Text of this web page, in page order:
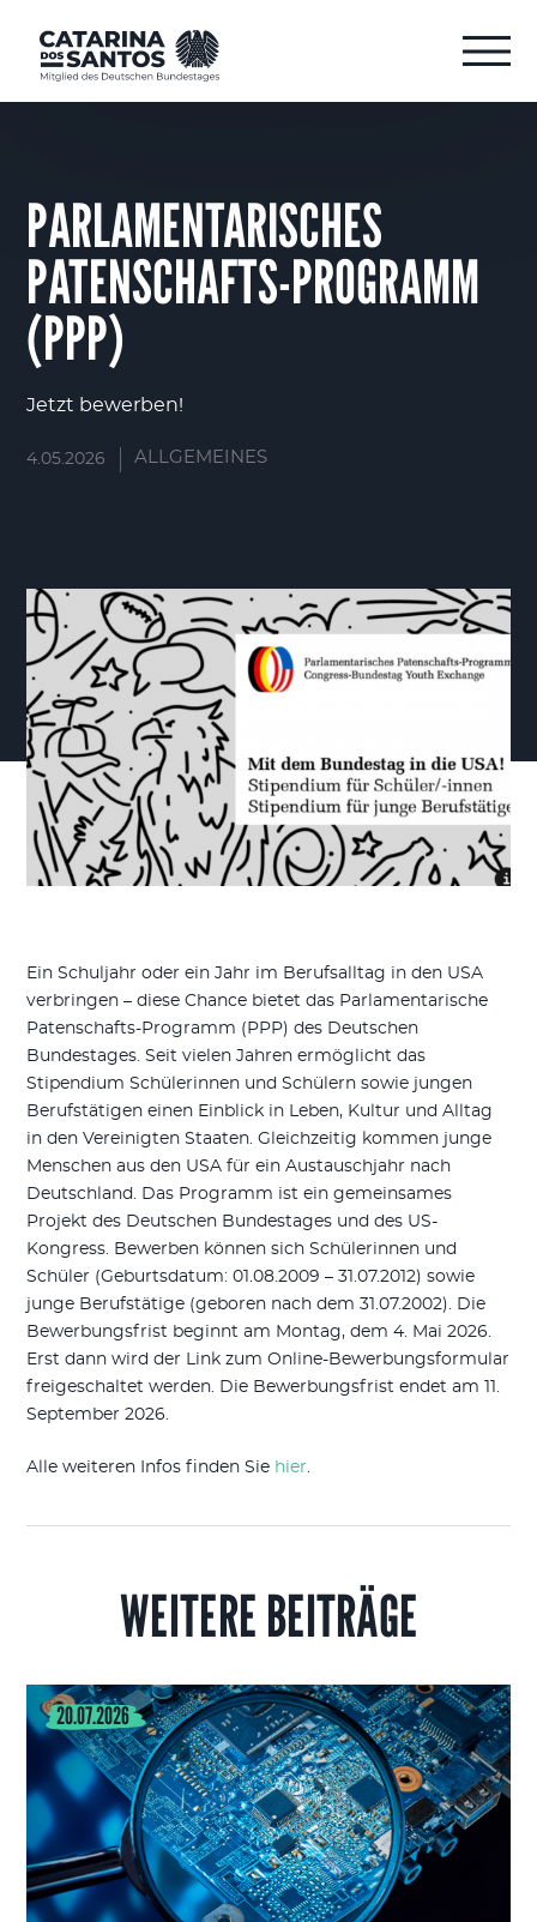
PARLAMENTARISCHES
PATENSCHAFTS-PROGRAMM
(PPP)
Jetzt bewerben!
4.05.2026 ALLGEMEINES
Ein Schuljahr oder ein Jahr im Berufsalltag in den USA
verbringen – diese Chance bietet das Parlamentarische
Patenschafts-Programm (PPP) des Deutschen
Bundestages. Seit vielen Jahren ermöglicht das
Stipendium Schülerinnen und Schülern sowie jungen
Berufstätigen einen Einblick in Leben, Kultur und Alltag
in den Vereinigten Staaten. Gleichzeitig kommen junge
Menschen aus den USA für ein Austauschjahr nach
Deutschland. Das Programm ist ein gemeinsames
Projekt des Deutschen Bundestages und des US-
Kongress. Bewerben können sich Schülerinnen und
Schüler (Geburtsdatum: 01.08.2009 – 31.07.2012) sowie
junge Berufstätige (geboren nach dem 31.07.2002). Die
Bewerbungsfrist beginnt am Montag, dem 4. Mai 2026.
Erst dann wird der Link zum Online-Bewerbungsformular
freigeschaltet werden. Die Bewerbungsfrist endet am 11.
September 2026.
Alle weiteren Infos finden Sie hier.
WEITERE BEITRÄGE
20.07.2026